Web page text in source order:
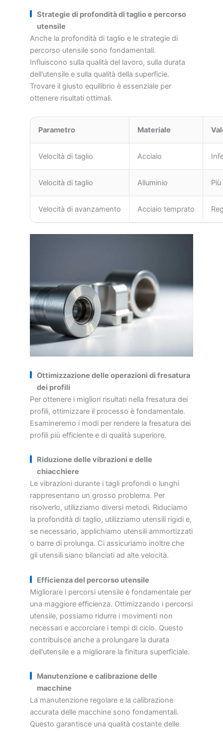
Strategie di profondità di taglio e percorso
utensile
Anche la profondità di taglio e le strategie di
percorso utensile sono fondamentali.
Influiscono sulla qualità del lavoro, sulla durata
dell'utensile e sulla qualità della superficie.
Trovare il giusto equilibrio è essenziale per
ottenere risultati ottimali.
Parametro Materiale
Velocità di taglio Acciaio
Velocità di taglio Alluminio
Velocità di avanzamento Acciaio temprato
Ottimizzazione delle operazioni di fresatura
dei profili
Per ottenere i migliori risultati nella fresatura dei
profili, ottimizzare il processo è fondamentale.
Esamineremo i modi per rendere la fresatura dei
profili più efficiente e di qualità superiore.
Riduzione delle vibrazioni e delle
chiacchiere
Le vibrazioni durante i tagli profondi o lunghi
rappresentano un grosso problema. Per
risolverlo, utilizziamo diversi metodi. Riduciamo
la profondità di taglio, utilizziamo utensili rigidi e,
se necessario, applichiamo utensili ammortizzati
o barre di prolunga. Ci assicuriamo inoltre che
gli utensili siano bilanciati ad alte velocità.
Efficienza del percorso utensile
Migliorare i percorsi utensile è fondamentale per
una maggiore efficienza. Ottimizzando i percorsi
utensile, possiamo ridurre i movimenti non
necessari e accorciare i tempi di ciclo. Questo
contribuisce anche a prolungare la durata
dell'utensile e a migliorare la finitura superficiale.
Manutenzione e calibrazione delle
macchine
La manutenzione regolare e la calibrazione
accurata delle macchine sono fondamentali.
Questo garantisce una qualità costante delle